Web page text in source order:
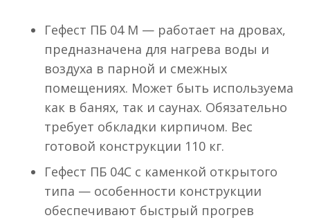
Гефест ПБ 04 М — работает на дровах,
предназначена для нагрева воды и
воздуха в парной и смежных
помещениях. Может быть используема
как в банях, так и саунах. Обязательно
требует обкладки кирпичом. Вес
готовой конструкции 110 кг.
Гефест ПБ 04С с каменкой открытого
типа — особенности конструкции
обеспечивают быстрый прогрев